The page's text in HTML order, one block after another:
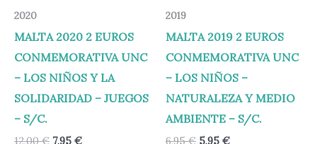
2020
MALTA 2020 2 EUROS
CONMEMORATIVA UNC
– LOS NIÑOS Y LA
SOLIDARIDAD – JUEGOS
– S/C.
12,00€ 7,95 €
2019
MALTA 2019 2 EUROS
CONMEMORATIVA UNC
– LOS NIÑOS –
NATURALEZA Y MEDIO
AMBIENTE – S/C.
6,95€ 5,95 €